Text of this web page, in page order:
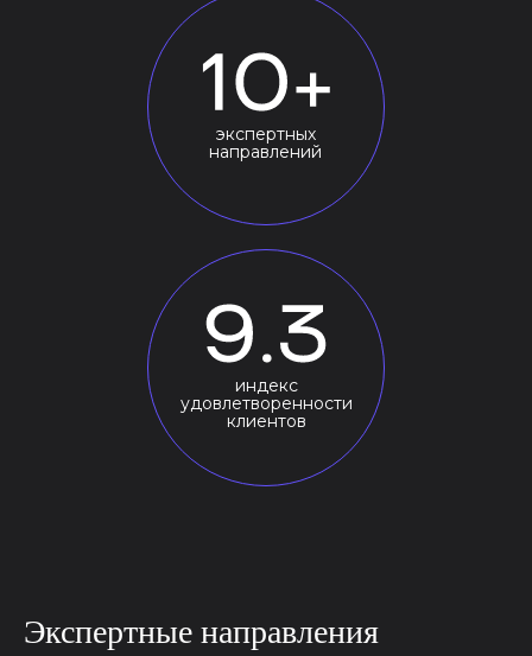
экспертных
направлений
индекс
удовлетворенности
клиентов
Экспертные направления